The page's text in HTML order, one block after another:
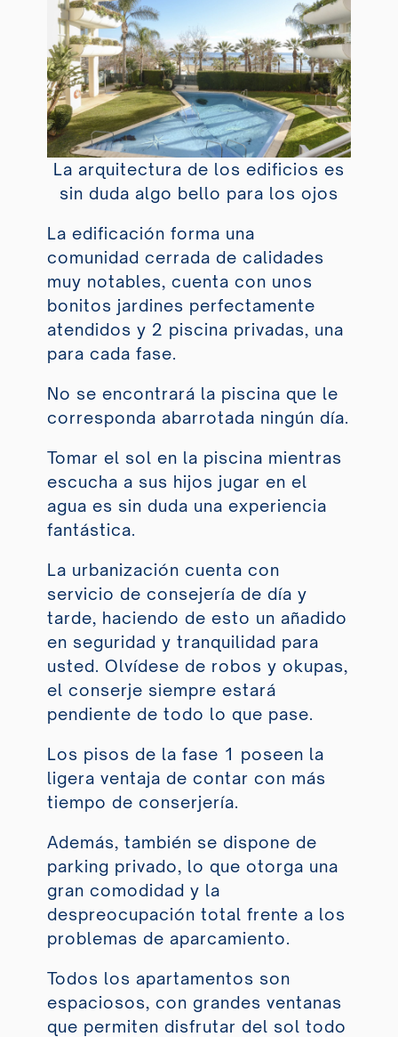
La arquitectura de los edificios es
sin duda algo bello para los ojos
La edificación forma una
comunidad cerrada de calidades
muy notables, cuenta con unos
bonitos jardines perfectamente
atendidos y 2 piscina privadas, una
para cada fase.
No se encontrará la piscina que le
corresponda abarrotada ningún día.
Tomar el sol en la piscina mientras
escucha a sus hijos jugar en el
agua es sin duda una experiencia
fantástica.
La urbanización cuenta con
servicio de consejería de día y
tarde, haciendo de esto un añadido
en seguridad y tranquilidad para
usted. Olvídese de robos y okupas,
el conserje siempre estará
pendiente de todo lo que pase.
Los pisos de la fase 1 poseen la
ligera ventaja de contar con más
tiempo de conserjería.
Además, también se dispone de
parking privado, lo que otorga una
gran comodidad y la
despreocupación total frente a los
problemas de aparcamiento.
Todos los apartamentos son
espaciosos, con grandes ventanas
que permiten disfrutar del sol todo